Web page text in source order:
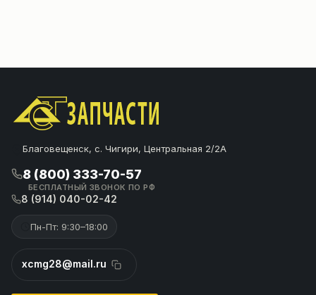
Благовещенск, с. Чигири, Центральная 2/2А
8 (800) 333-70-57
БЕСПЛАТНЫЙ ЗВОНОК ПО РФ
8 (914) 040-02-42
Пн-Пт: 9:30–18:00
xcmg28@mail.ru